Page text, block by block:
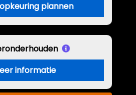
plannen
informatie